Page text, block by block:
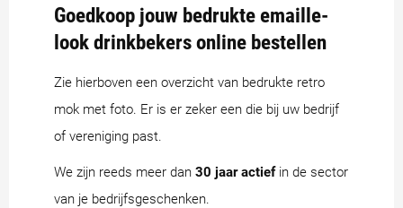
Goedkoop jouw bedrukte emaille-
look drinkbekers online bestellen
Zie hierboven een overzicht van bedrukte retro
mok met foto. Er is er zeker een die bij uw bedrijf
of vereniging past.
We zijn reeds meer dan 30 jaar actiefin de sector
van je bedrijfsgeschenken.